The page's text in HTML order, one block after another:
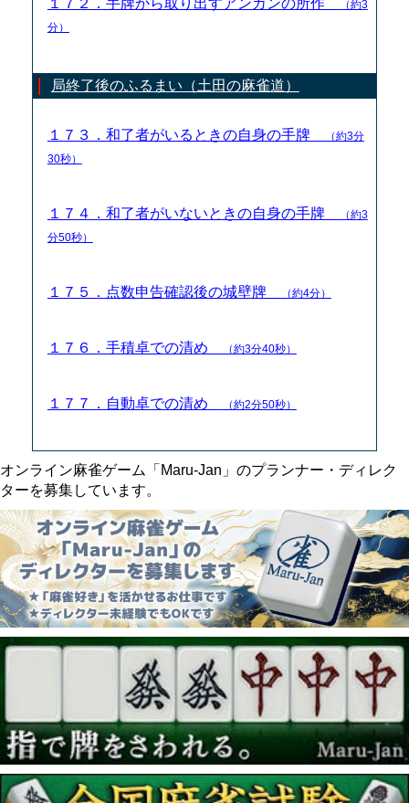
（約3
分）
局終了後のふるまい（土田の麻雀道）
１７３．和了者がいるときの自身の手牌
（約3分
30秒）
１７４．和了者がいないときの自身の手牌
（約3
分50秒）
１７５．点数申告確認後の城壁牌 （約4分）
１７６．手積卓での清め （約3分40秒）
１７７．自動卓での清め （約2分50秒）
オンライン麻雀ゲーム「Maru-Jan」のプランナー・ディレク
ターを募集しています。